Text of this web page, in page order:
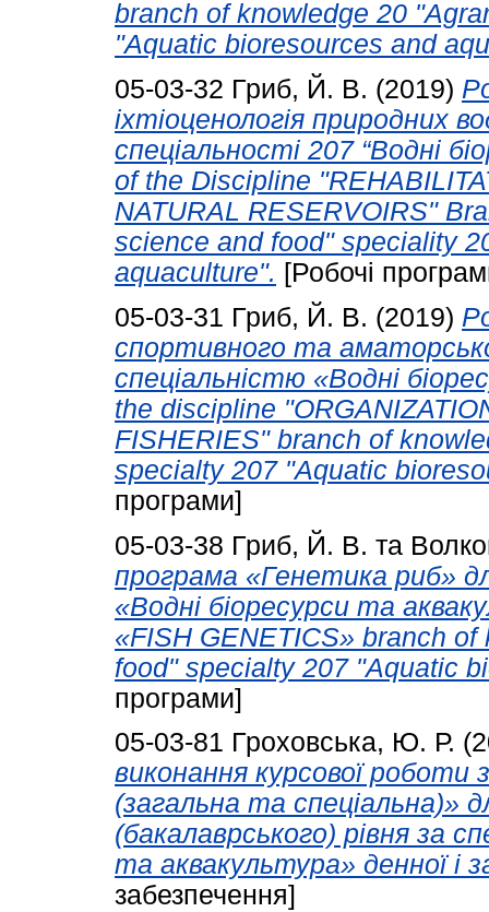
branch of knowledge 20
"Aquatic bioresources and
05-03-32 Гриб, Й. В. (2019)
іхтіоценологія природних
спеціальності 207 “Водні
of the Discipline
NATURAL RESERVOIRS"
science and food" speciality
aquaculture". [Робочі
05-03-31 Гриб, Й. В. (2019)
спортивного та
спеціальністю «Водні
the discipline
FISHERIES" branch of
specialty 207 "Aquatic
програми]
05-03-38 Гриб, Й. В. та
програма «Генетика риб»
«Водні біоресурси та
«FISH GENETICS» branch
food" specialty 207 "Aquatic
програми]
05-03-81 Гроховська, Ю. Р.
виконання курсової роботи
(загальна та спеціальна)»
(бакалаврського) рівня за
та аквакультура» денної і
забезпечення]